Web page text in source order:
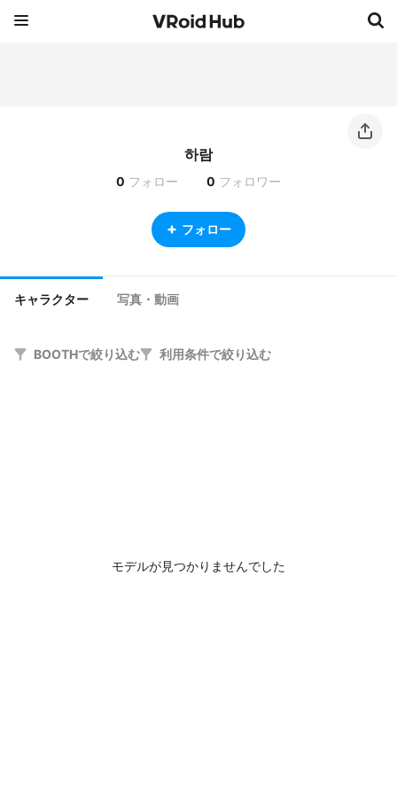
하람
0 フォロー 0 フォロワー
フォロー
キャラクター 写真・動画
BOOTHで絞り込む 利用条件で絞り込む
モデルが見つかりませんでした